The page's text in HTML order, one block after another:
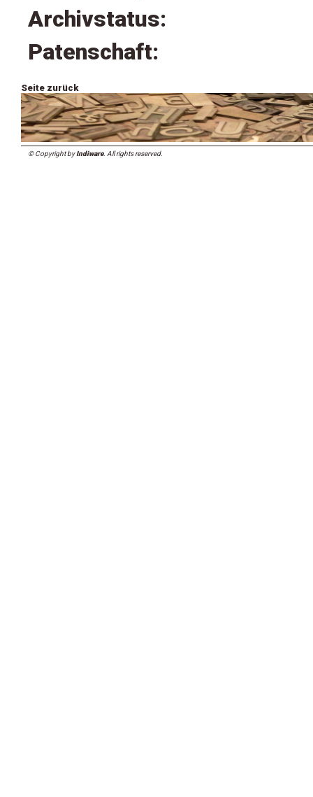
Archivstatus:
Patenschaft:
Seite zurück
© Copyright byIndiware. All rights reserved.